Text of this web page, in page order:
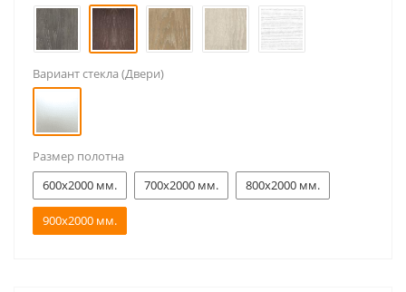
Вариант стекла (Двери)
Размер полотна
600x2000 мм.
700x2000 мм. 800x2000 мм.
900x2000 мм.